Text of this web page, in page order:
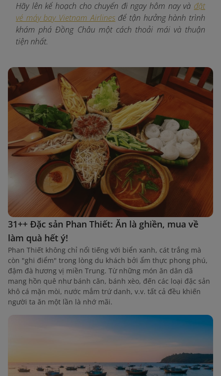
Hãy lên kế hoạch cho chuyến đi ngay hôm nay và đặt
vé máy bay Vietnam Airlines để tận hưởng hành trình
khám phá Đồng Châu một cách thoải mái và thuận
tiện nhất.
31++ Đặc sản Phan Thiết: Ăn là ghiền, mua về
làm quà hết ý!
Phan Thiết không chỉ nổi tiếng với biển xanh, cát trắng mà
còn "ghi điểm" trong lòng du khách bởi ẩm thực phong phú,
đậm đà hương vị miền Trung. Từ những món ăn dân dã
mang hồn quê như bánh căn, bánh xèo, đến các loại đặc sản
khô cá mặn mòi, nước mắm trứ danh, v.v. tất cả đều khiến
người ta ăn một lần là nhớ mãi.